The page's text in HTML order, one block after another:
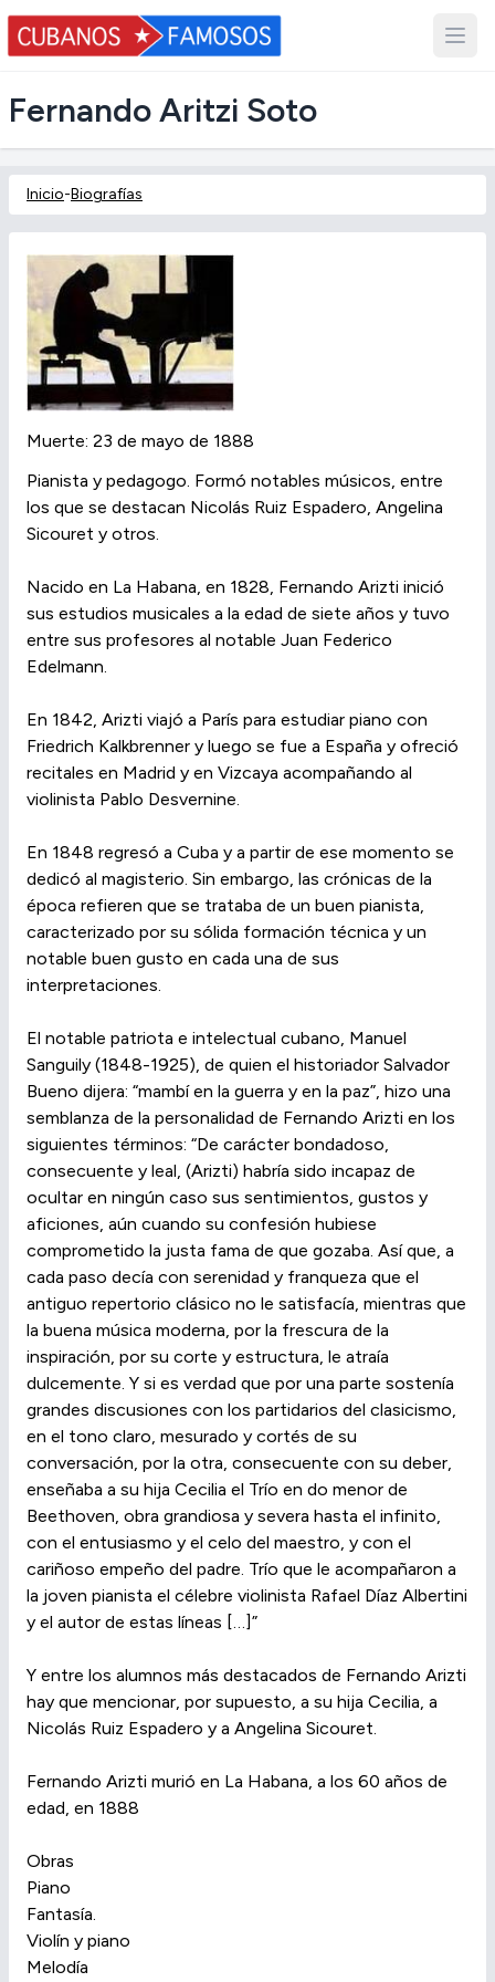
Fernando Aritzi Soto
Inicio-Biografías
Muerte: 23 de mayo de 1888
Pianista y pedagogo. Formó notables músicos, entre
los que se destacan Nicolás Ruiz Espadero, Angelina
Sicouret y otros.
Nacido en La Habana, en 1828, Fernando Arizti inició
sus estudios musicales a la edad de siete años y tuvo
entre sus profesores al notable Juan Federico
Edelmann.
En 1842, Arizti viajó a París para estudiar piano con
Friedrich Kalkbrenner y luego se fue a España y ofreció
recitales en Madrid y en Vizcaya acompañando al
violinista Pablo Desvernine.
En 1848 regresó a Cuba y a partir de ese momento se
dedicó al magisterio. Sin embargo, las crónicas de la
época refieren que se trataba de un buen pianista,
caracterizado por su sólida formación técnica y un
notable buen gusto en cada una de sus
interpretaciones.
El notable patriota e intelectual cubano, Manuel
Sanguily (1848-1925), de quien el historiador Salvador
Bueno dijera: “mambí en la guerra y en la paz”, hizo una
semblanza de la personalidad de Fernando Arizti en los
siguientes términos: “De carácter bondadoso,
consecuente y leal, (Arizti) habría sido incapaz de
ocultar en ningún caso sus sentimientos, gustos y
aficiones, aún cuando su confesión hubiese
comprometido la justa fama de que gozaba. Así que, a
cada paso decía con serenidad y franqueza que el
antiguo repertorio clásico no le satisfacía, mientras que
la buena música moderna, por la frescura de la
inspiración, por su corte y estructura, le atraía
dulcemente. Y si es verdad que por una parte sostenía
grandes discusiones con los partidarios del clasicismo,
en el tono claro, mesurado y cortés de su
conversación, por la otra, consecuente con su deber,
enseñaba a su hija Cecilia el Trío en do menor de
Beethoven, obra grandiosa y severa hasta el infinito,
con el entusiasmo y el celo del maestro, y con el
cariñoso empeño del padre. Trío que le acompañaron a
la joven pianista el célebre violinista Rafael Díaz Albertini
y el autor de estas líneas […]”
Y entre los alumnos más destacados de Fernando Arizti
hay que mencionar, por supuesto, a su hija Cecilia, a
Nicolás Ruiz Espadero y a Angelina Sicouret.
Fernando Arizti murió en La Habana, a los 60 años de
edad, en 1888
Obras
Piano
Fantasía.
Violín y piano
Melodía